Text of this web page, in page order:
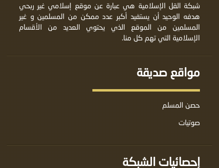
شبكة القل الإسلامية هي عبارة عن موقع إسلامي غير ربحي
هدفه الوحيد أن يستفيد أكبر عدد ممكن من المسلمين و غير
المسلمين من الموقع الذي يحتوي العديد من الأقسام
الإسلامية التي تهم كل منا.
مواقع صديقة
حصن المسلم
صوتيات
إحصائيات الشبكة